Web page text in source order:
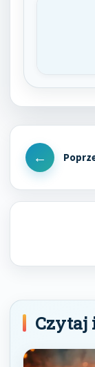
Nawigacja
wpisu
Previous
Czytaj